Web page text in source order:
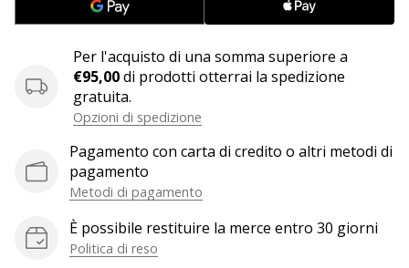
gestisci
Facebook
online?
Fa’
generino
profitto.
Per l'acquisto di una somma superiore a
€95,00di prodotti otterrai la spedizione
gratuita.
Opzioni di spedizione
Pagamento con carta di credito o altri metodi di
pagamento
Metodi di pagamento
È possibile restituire la merce entro 30 giorni
Politica di reso